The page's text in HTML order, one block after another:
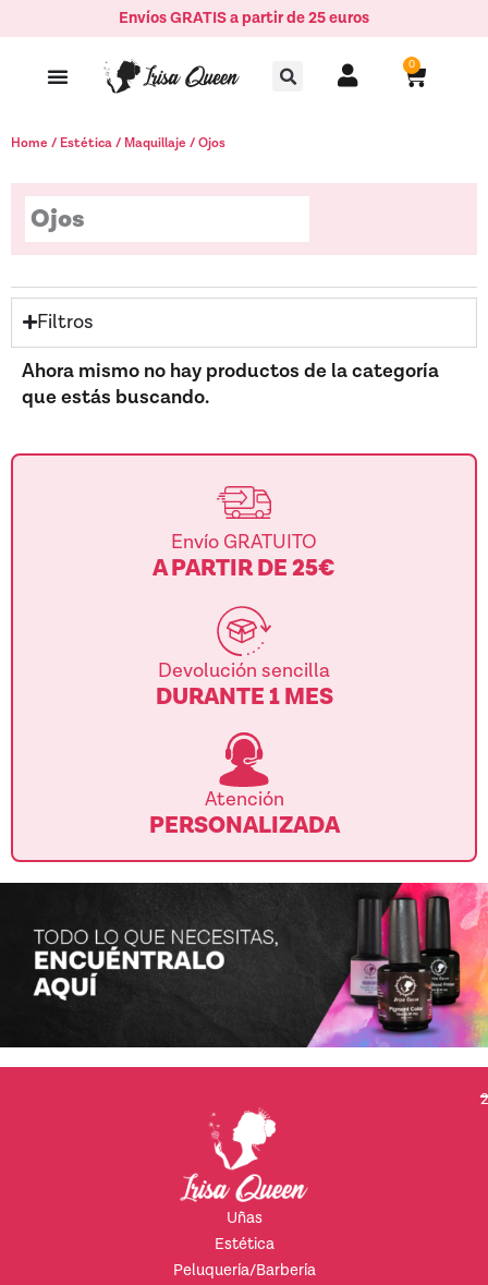
al
Envíos GRATIS a partir de 25 euros
Buscar 0
Carrito
Home / Estética / Maquillaje / Ojos
Ojos
Filtros
Ahora mismo no hay productos de la categoría
que estás buscando.
Envío GRATUITO
A PARTIR DE 25€
Devolución sencilla
DURANTE 1 MES
Atención
PERSONALIZADA
Uñas
Estética
Peluquería/Barbería